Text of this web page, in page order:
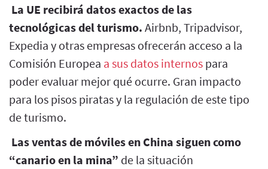
La UE recibirá datos exactos de las
tecnológicas del turismo. Airbnb, Tripadvisor,
Expedia y otras empresas ofrecerán acceso a la
Comisión Europea a sus datos internos para
poder evaluar mejor qué ocurre. Gran impacto
para los pisos piratas y la regulación de este tipo
de turismo.
Las ventas de móviles en China siguen como
“canario en la mina” de la situación